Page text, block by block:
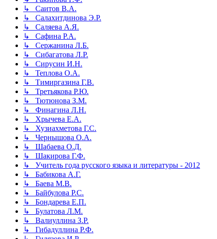
↳ Саитов В.А.
↳ Салахитдинова Э.Р.
↳ Саляева А.Я.
↳ Сафина Р.А.
↳ Сержанина Л.Б.
↳ Сибагатова Л.Р.
↳ Сирусин И.Н.
↳ Теплова О.А.
↳ Тимиргазина Г.В.
↳ Третьякова Р.Ю.
↳ Тютюнова З.М.
↳ Финагина Л.Н.
↳ Хрычева Е.А.
↳ Хузиахметова Г.С.
↳ Чернышова О.А.
↳ Шабаева О.Д.
↳ Шакирова Г.Ф.
↳ Учитель года русского языка и литературы - 2012
↳ Бабикова А.Г.
↳ Баева М.В.
↳ Байбулова Р.С.
↳ Бондарева Е.П.
↳ Булатова Л.М.
↳ Валиуллина З.Р.
↳ Гибадуллина Р.Ф.